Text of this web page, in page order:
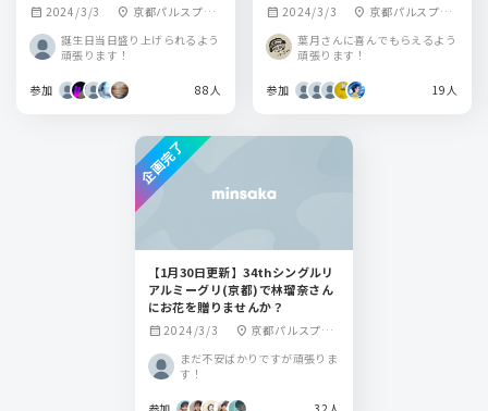
calendar_month 2024/3/3 location_on 京都パルスプラ
誕生日当日盛り上げられるよう
頑張ります！
参加 88人
calendar_month 2024/3/3 location_on 京都パルスプラ
葉月さんに喜んでもらえるよう
頑張ります！
参加 19人
【1月30日更新】34thシングルリ
アルミーグリ(京都)で林瑠奈さん
にお花を贈りませんか？
calendar_month 2024/3/3 location_on 京都パルスプラ
まだ不安ばかりですが頑張りま
す！
企画完了